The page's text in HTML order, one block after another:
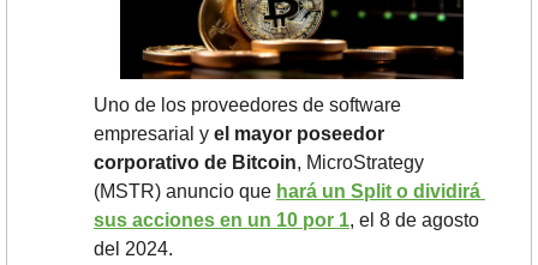
Uno de los proveedores de software
empresarial y el mayor poseedor
corporativo de Bitcoin, MicroStrategy
(MSTR) anuncio que hará un Split o dividirá
sus acciones en un 10 por 1, el 8 de agosto
del 2024.